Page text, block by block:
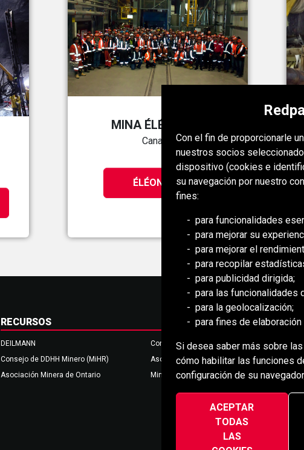
Con el fin de proporcionarle
nuestros socios
dispositivo (cookies e
su navegación por nuestro
fines:
para funcionalidades
para mejorar su
para mejorar el
para recopilar
para publicidad dirigida;
para las funcionalidades
para la geolocalización;
para fines de
Si desea saber más sobre
cómo habilitar las funciones
configuración de su
ACEPTAR
TODAS
LAS
MINA ÉLÉONORE
Canadá
ÉLÉONORE
RECURSOS
DEILMANN
Consejo de Mongolia (BCM)
Consejo de DDHH Minero (MiHR)
Asociación Nacional de Minería
Asociación Minera de Ontario
Minería de África Meridional (SAIMM